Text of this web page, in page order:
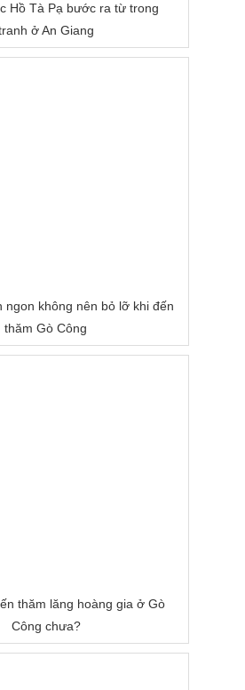
Hồ Tà Pạ bước ra từ trong
ở An Giang
ngon không nên bỏ lỡ khi đến
thăm Gò Công
thăm lăng hoàng gia ở Gò
Công chưa?